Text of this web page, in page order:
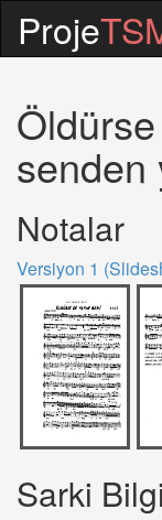
Proje
senden
Notalar
Versiyon 1
Sarki